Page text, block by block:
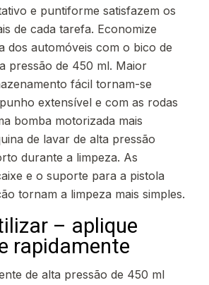
e puntiforme satisfazem os
de cada tarefa. Economize
dos automóveis com o bico de
pressão de 450 ml. Maior
fácil tornam-se
extensível e com as rodas
bomba motorizada mais
de lavar de alta pressão
durante a limpeza. As
e o suporte para a pistola
tornam a limpeza mais simples.
– aplique
rapidamente
de alta pressão de 450 ml